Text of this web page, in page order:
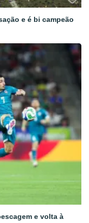
e é bi campeão
e volta à